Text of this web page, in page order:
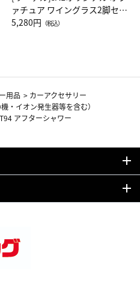
ァチュア ワイングラス2脚セッ
ト（レッドワイン）
5,280円 （税込）
用品 > カーアクセサリー
・イオン発生器等を含む）
アフターシャワー